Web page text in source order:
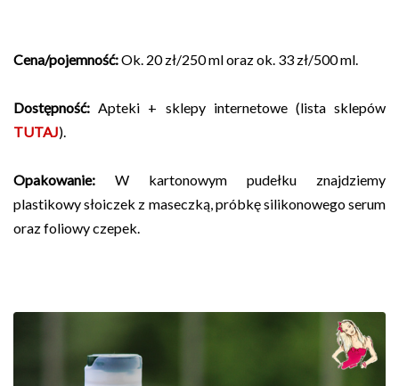
Cena/pojemność:Ok. 20 zł/250 ml oraz ok. 33 zł/500 ml.
Dostępność: Apteki + sklepy internetowe (lista sklepów
TUTAJ).
Opakowanie: W kartonowym pudełku znajdziemy
plastikowy słoiczek z maseczką, próbkę silikonowego serum
oraz foliowy czepek.